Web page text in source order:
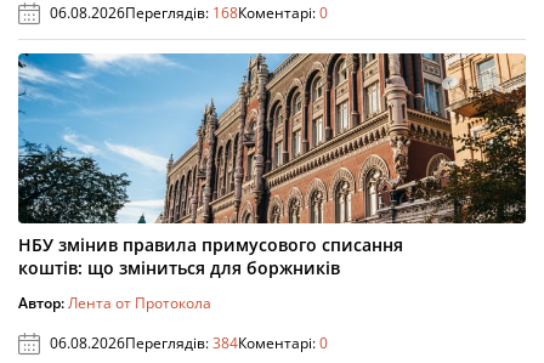
06.08.2026Переглядів: 168Коментарі:0
НБУ змінив правила примусового списання
коштів: що зміниться для боржників
Автор:Лента от Протокола
06.08.2026Переглядів:384Коментарі:0